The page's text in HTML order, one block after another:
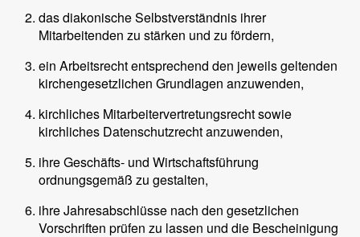
das diakonische Selbstverständnis ihrer
Mitarbeitenden zu stärken und zu fördern,
ein Arbeitsrecht entsprechend den jeweils geltenden
kirchengesetzlichen Grundlagen anzuwenden,
kirchliches Mitarbeitervertretungsrecht sowie
kirchliches Datenschutzrecht anzuwenden,
ihre Geschäfts- und Wirtschaftsführung
ordnungsgemäß zu gestalten,
ihre Jahresabschlüsse nach den gesetzlichen
Vorschriften prüfen zu lassen und die Bescheinigung